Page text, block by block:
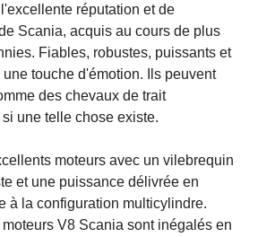
réputation et de
Scania, acquis au cours de plus
Fiables, robustes, puissants et
touche d'émotion. Ils peuvent
des chevaux de trait
une telle chose existe.
moteurs avec un vilebrequin
et une puissance délivrée en
à la configuration multicylindre.
V8 Scania sont inégalés en